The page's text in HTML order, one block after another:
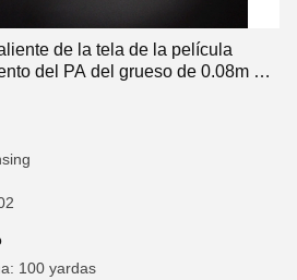
de la tela de la película
del PA del grueso de 0.08m m
100 yardas